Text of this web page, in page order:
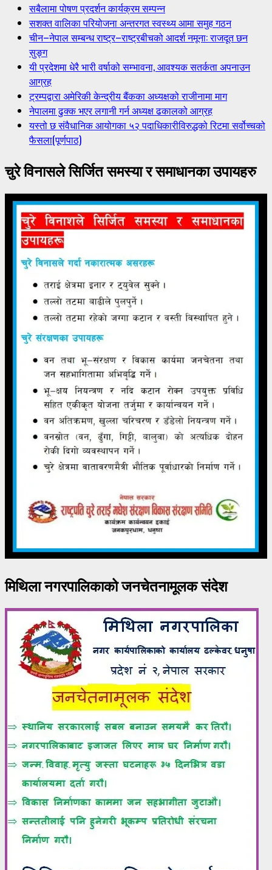
सबैलामा पोषण प्रदर्शन कार्यक्रम सम्पन्न
सशक्त वालिका परियोजना अन्तरगत स्वस्थ्य आमा समुह गठन
चीन–नेपाल सम्बन्ध राष्ट्र–राष्ट्रबीचको आदर्श नमूना: राजदूत छन
सुङ्ग
यी प्रदेशमा धेरै भारी वर्षाको सम्भावना, आवश्यक सतर्कता अपनाउन
आग्रह
ट्रम्पद्वारा अमेरिकी केन्द्रीय बैंकका अध्यक्षको राजीनामा माग
नेपालमा ढुक्क भएर लगानी गर्न अध्यक्ष ढकालको आग्रह
यस्तो छ संवैधानिक आयोगका ५२ पदाधिकारीविरुद्धको रिटमा सर्वोच्चको
फैसला(पूर्णपाठ)
चुरे विनासले सिर्जित समस्या र समाधानका उपायहरु
मिथिला नगरपालिकाको जनचेतनामूलक संदेश